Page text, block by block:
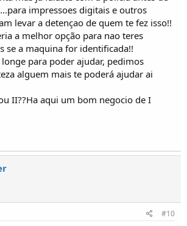
impressoes digitais e outros
levar a detençao de quem te fez isso!!
a melhor opção para nao teres
se a maquina for identificada!!
para poder ajudar, pedimos
alguem mais te poderá ajudar ai
II??Ha aqui um bom negocio de I
#10